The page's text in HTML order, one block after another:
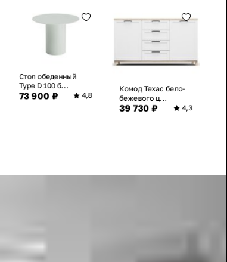
Стол обеденный
Type D 100 б...
73 900 ₽ 4,8
Комод Техас бело-
бежевого ц...
39 730 ₽ 4,3